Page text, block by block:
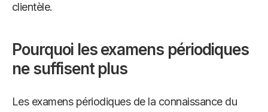
clientèle.
Pourquoi les examens périodiques
ne suffisent plus
Les examens périodiques de la connaissance du